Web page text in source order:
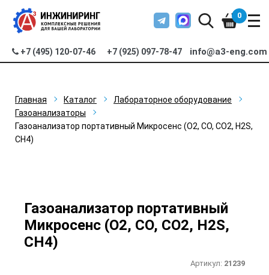
+7 (495) 120-07-46 +7 (925) 097-78-47 info@a3-eng.com
0
Главная Каталог
Лабораторное оборудование
Газоанализаторы
Газоанализатор портативный Микросенс (O2, CO, CO2, H2S,
CH4)
Газоанализатор портативный
Микросенс (O2, CO, CO2, H2S,
CH4)
Артикул: 21239